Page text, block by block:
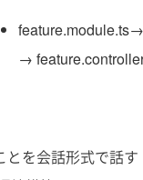
→
とを会話形式で話す